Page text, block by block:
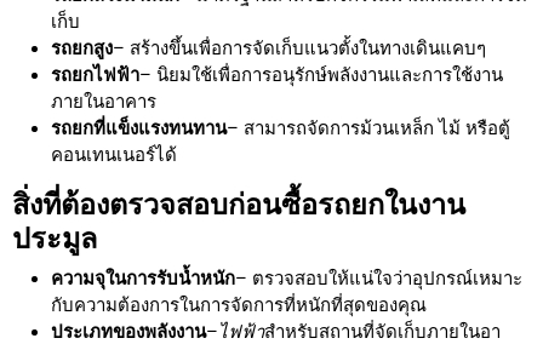
เก็บ
รถยกสูง– สร้างขึ้นเพื่อการจัดเก็บแนวตั้งในทางเดินแคบๆ
รถยกไฟฟ้า– นิยมใช้เพื่อการอนุรักษ์พลังงานและการใช้งาน
ภายในอาคาร
รถยกที่แข็งแรงทนทาน– สามารถจัดการม้วนเหล็ก ไม้ หรือตู้
คอนเทนเนอร์ได้
สิ่งที่ต้องตรวจสอบก่อนซื้อรถยกในงาน
ประมูล
ความจุในการรับน้ำหนัก– ตรวจสอบให้แน่ใจว่าอุปกรณ์เหมาะ
กับความต้องการในการจัดการที่หนักที่สุดของคุณ
ประเภทของพลังงาน–ไฟฟ้าสำหรับสถานที่จัดเก็บภายในอา